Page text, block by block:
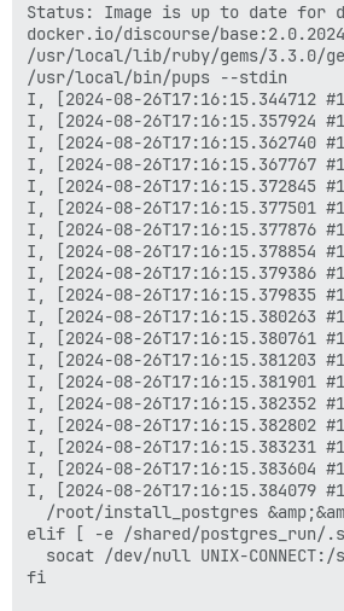
Status: Image is up to date for
docker.io/discourse/
/usr/local/lib/ruby/gems/3.3.0/
/usr/local/bin/pups --stdin
I, [2024-08-26T17:16:15.344712
I, [2024-08-
I, [2024-08-
I, [2024-08-
I, [2024-08-
I, [2024-08-26T17:16:15.377501
I, [2024-08-
I, [2024-08-
I, [2024-08-26T17:16:15.379386
I, [2024-08-
I, [2024-08-26T17:16:15.380263
I, [2024-08-
I, [2024-08-26T17:16:15.381203
I, [2024-08-
I, [2024-08-26T17:16:15.382352
I, [2024-08-
I, [2024-08-
I, [2024-08-
I, [2024-08-
/root/install_postgres
elif [ -e /shared/postgres_run/
socat /dev/null UNIX-
fi